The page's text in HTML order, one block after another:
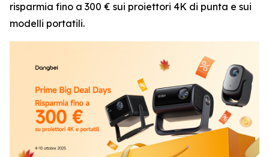
risparmia fino a 300 € sui proiettori 4K di punta e sui
modelli portatili.